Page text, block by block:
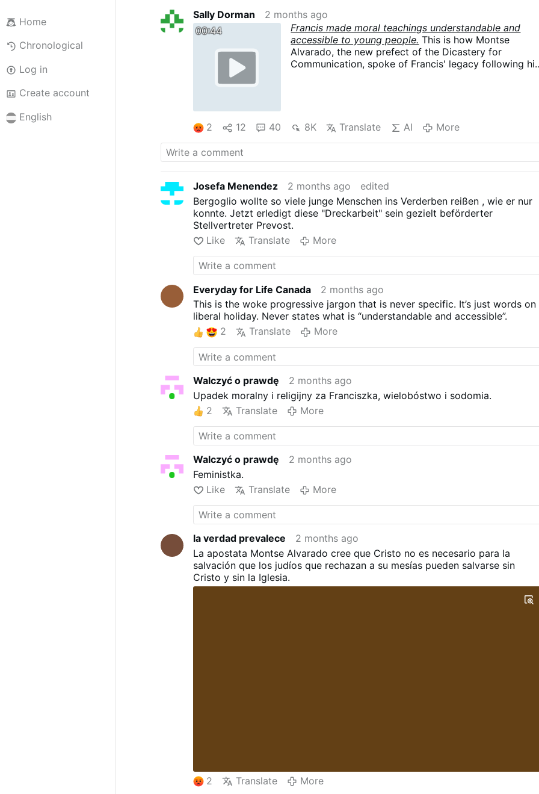
Home
Chronological
Log in
Create account
English
Sally Dorman
2 months ago
00:44
Francis made moral teachings understandable and
accessible to young people. This is how Montse
Alvarado, the new prefect of the Dicastery for
Communication, spoke of Francis' legacy following
2 12 40 8K Translate AI More
Josefa Menendez 2 months ago
edited
Bergoglio wollte so viele junge Menschen ins Verderben reißen , wie er nur
konnte. Jetzt erledigt diese "Dreckarbeit" sein gezielt beförderter
Stellvertreter Prevost.
Like
Translate More
Everyday for Life Canada
2 months ago
This is the woke progressive jargon that is never specific. It’s just words on
liberal holiday. Never states what is “understandable and accessible”.
2
Translate More
Walczyć o prawdę
2 months ago
Upadek moralny i religijny za Franciszka, wielobóstwo i sodomia.
2
Translate More
Walczyć o prawdę
2 months ago
Feministka.
Like
Translate More
la verdad prevalece
2 months ago
La apostata Montse Alvarado cree que Cristo no es necesario para la
salvación que los judíos que rechazan a su mesías pueden salvarse sin
Cristo y sin la Iglesia.
2 Translate
More